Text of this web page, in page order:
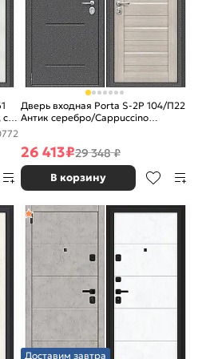
с
Дверь входная Porta S-2P 104/П22
Антик серебро/Cappuccino
26 413₽29 348 ₽
В корзину
Доставим завтра